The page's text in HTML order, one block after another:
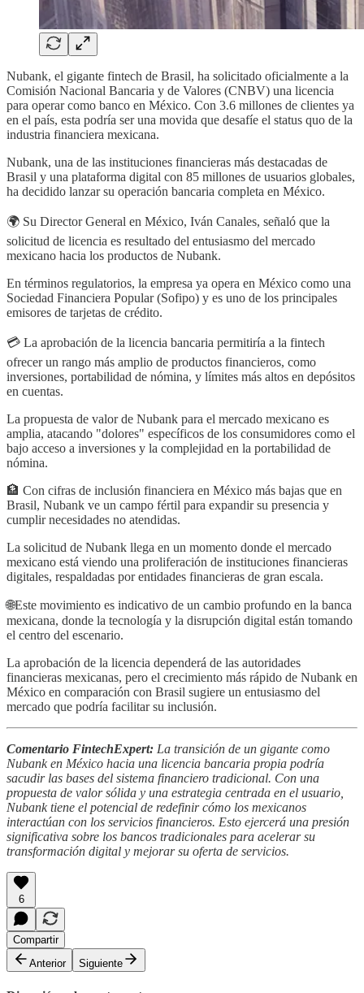
Nubank, el gigante fintech de Brasil, ha solicitado oficialmente a la
Comisión Nacional Bancaria y de Valores (CNBV) una licencia
para operar como banco en México. Con 3.6 millones de clientes ya
en el país, esta podría ser una movida que desafíe el status quo de la
industria financiera mexicana.
Nubank, una de las instituciones financieras más destacadas de
Brasil y una plataforma digital con 85 millones de usuarios globales,
ha decidido lanzar su operación bancaria completa en México.
🌍 Su Director General en México, Iván Canales, señaló que la
solicitud de licencia es resultado del entusiasmo del mercado
mexicano hacia los productos de Nubank.
En términos regulatorios, la empresa ya opera en México como una
Sociedad Financiera Popular (Sofipo) y es uno de los principales
emisores de tarjetas de crédito.
💳 La aprobación de la licencia bancaria permitiría a la fintech
ofrecer un rango más amplio de productos financieros, como
inversiones, portabilidad de nómina, y límites más altos en depósitos
en cuentas.
La propuesta de valor de Nubank para el mercado mexicano es
amplia, atacando "dolores" específicos de los consumidores como el
bajo acceso a inversiones y la complejidad en la portabilidad de
nómina.
🏦 Con cifras de inclusión financiera en México más bajas que en
Brasil, Nubank ve un campo fértil para expandir su presencia y
cumplir necesidades no atendidas.
La solicitud de Nubank llega en un momento donde el mercado
mexicano está viendo una proliferación de instituciones financieras
digitales, respaldadas por entidades financieras de gran escala.
🌐Este movimiento es indicativo de un cambio profundo en la banca
mexicana, donde la tecnología y la disrupción digital están tomando
el centro del escenario.
La aprobación de la licencia dependerá de las autoridades
financieras mexicanas, pero el crecimiento más rápido de Nubank en
México en comparación con Brasil sugiere un entusiasmo del
mercado que podría facilitar su inclusión.
Comentario FintechExpert: La transición de un gigante como
Nubank en México hacia una licencia bancaria propia podría
sacudir las bases del sistema financiero tradicional. Con una
propuesta de valor sólida y una estrategia centrada en el usuario,
Nubank tiene el potencial de redefinir cómo los mexicanos
interactúan con los servicios financieros. Esto ejercerá una presión
significativa sobre los bancos tradicionales para acelerar su
transformación digital y mejorar su oferta de servicios.
6
Compartir
Anterior
Siguiente